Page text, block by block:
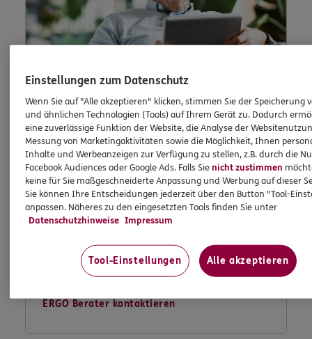
Kontaktformular
Nutzen Sie unser sicheres Kontaktformular.
ERGO Berater kontaktieren
Einstellungen zum Datenschutz
Wenn Sie auf "Alle akzeptieren" klicken, stimmen Sie der Speicherung
und ähnlichen Technologien (Tools) auf Ihrem Gerät zu. Dadurch
eine zuverlässige Funktion der Website, die Analyse der
Messung von Marketingaktivitäten sowie die Möglichkeit, Ihnen
Inhalte und Werbeanzeigen zur Verfügung zu stellen, z.B. durch die
Facebook Audiences oder Google Ads. Falls Sienicht zustimmen
keine für Sie maßgeschneiderte Anpassung und Werbung auf dieser
Sie können Ihre Entscheidungen jederzeit über den Button "Tool-
anpassen. Näheres zu den eingesetzten Tools finden Sie unter
Datenschutzhinweise Impressum
Tool-Einstellungen Alle akzeptieren